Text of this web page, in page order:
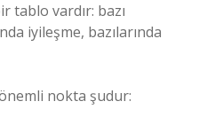
tablo vardır: bazı
iyileşme, bazılarında
nokta şudur: